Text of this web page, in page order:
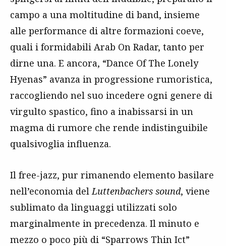
campo a una moltitudine di band, insieme
alle performance di altre formazioni coeve,
quali i formidabili Arab On Radar, tanto per
dirne una. E ancora, “Dance Of The Lonely
Hyenas” avanza in progressione rumoristica,
raccogliendo nel suo incedere ogni genere di
virgulto spastico, fino a inabissarsi in un
magma di rumore che rende indistinguibile
qualsivoglia influenza.
Il free-jazz, pur rimanendo elemento basilare
nell’economia del Luttenbachers sound, viene
sublimato da linguaggi utilizzati solo
marginalmente in precedenza. Il minuto e
mezzo o poco più di “Sparrows Thin Ict”